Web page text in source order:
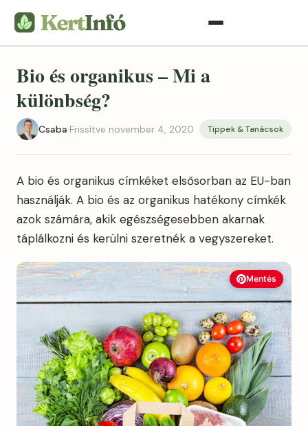
Bio és organikus – Mi a
különbség?
Csaba·Frissítve november 4, 2020 Tippek & Tanácsok
A bio és organikus címkéket elsősorban az EU-ban
használják. A bio és az organikus hatékony címkék
azok számára, akik egészségesebben akarnak
táplálkozni és kerülni szeretnék a vegyszereket.
Mentés